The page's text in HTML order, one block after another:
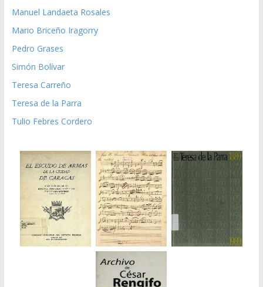
Manuel Landaeta Rosales
Mario Briceño Iragorry
Pedro Grases
Simón Bolívar
Teresa Carreño
Teresa de la Parra
Tulio Febres Cordero